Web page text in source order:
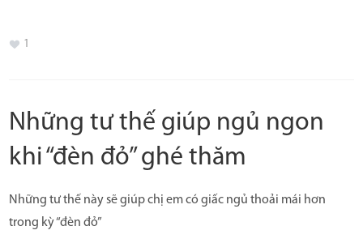
1
Những tư thế giúp ngủ ngon
khi “đèn đỏ” ghé thăm
Những tư thế này sẽ giúp chị em có giấc ngủ thoải mái hơn
trong kỳ “đèn đỏ”